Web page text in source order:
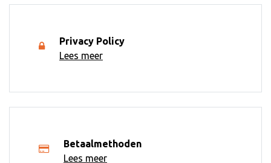
Privacy Policy
Lees meer
Betaalmethoden
Lees meer